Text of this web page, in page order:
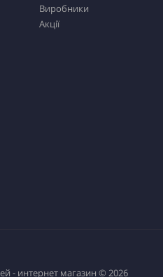
Виробники
Акції
- интернет магазин © 2026